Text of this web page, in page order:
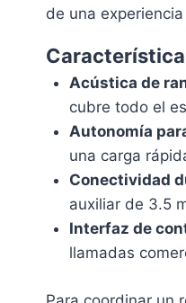
de una
Acústica de
cubre todo el
Autonomía
una carga
Conectividad
auxiliar de 3.5
Interfaz de
llamadas